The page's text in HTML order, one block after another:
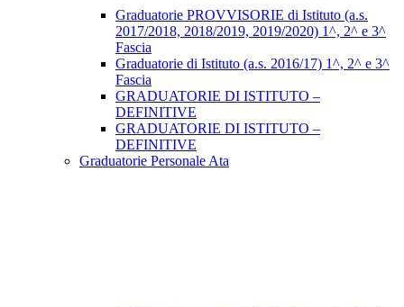
Graduatorie PROVVISORIE di Istituto (a.s.
2017/2018, 2018/2019, 2019/2020) 1^, 2^ e 3^
Fascia
Graduatorie di Istituto (a.s. 2016/17) 1^, 2^ e 3^
Fascia
GRADUATORIE DI ISTITUTO –
DEFINITIVE
GRADUATORIE DI ISTITUTO –
DEFINITIVE
Graduatorie Personale Ata